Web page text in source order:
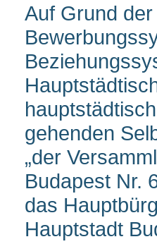
Auf Grund
gehenden
„der
Budapest Nr.
das
Hauptstadt